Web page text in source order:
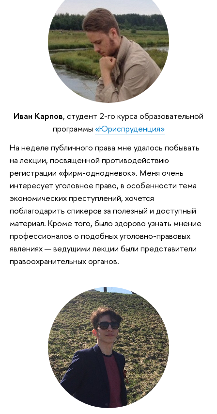
Иван Карпов, студент 2-го курса образовательной
программы «Юриспруденция»
На неделе публичного права мне удалось побывать
на лекции, посвященной противодействию
регистрации «фирм-однодневок». Меня очень
интересует уголовное право, в особенности тема
экономических преступлений, хочется
поблагодарить спикеров за полезный и доступный
материал. Кроме того, было здорово узнать мнение
профессионалов о подобных уголовно-правовых
явлениях — ведущими лекции были представители
правоохранительных органов.